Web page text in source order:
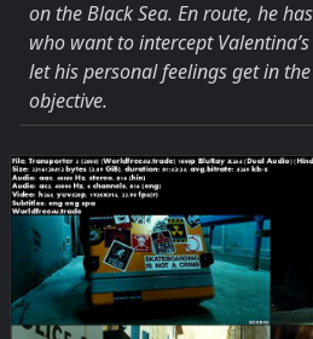
on the Black Sea. En route, he
who want to intercept
let his personal feelings get in
objective.